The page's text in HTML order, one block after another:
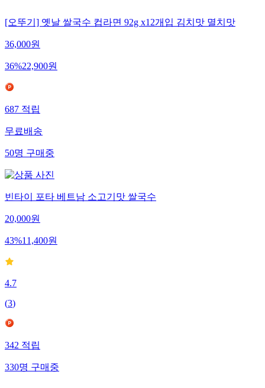
[오뚜기] 옛날 쌀국수 컵라면 92g x12개입 김치맛 멸치맛
36,000원
36%22,900원
687적립
무료배송
50명구매중
빈타이 포타 베트남 소고기맛 쌀국수
20,000원
43%11,400원
4.7
(3)
342적립
330명구매중